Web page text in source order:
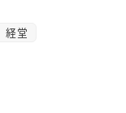
経堂